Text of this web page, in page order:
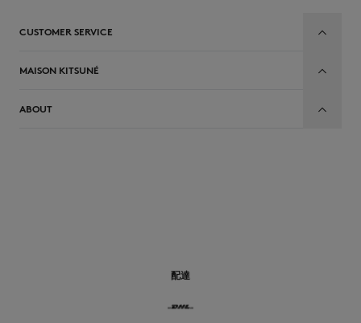
CUSTOMER SERVICE
MAISON KITSUNÉ
ABOUT
配達